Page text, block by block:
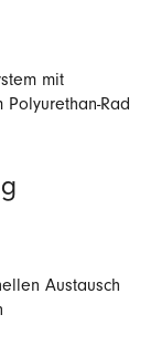
mit
Rad
Austausch